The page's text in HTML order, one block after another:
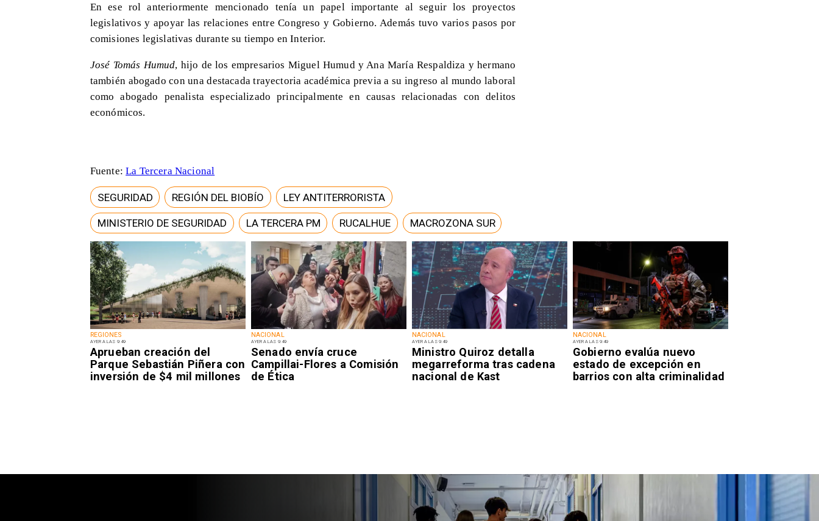
REGIONES
AYER A LAS 9:49
Aprueban creación del
Parque Sebastián Piñera con
inversión de $4 mil millones
NACIONAL
AYER A LAS 9:49
Senado envía cruce
Campillai-Flores a Comisión
de Ética
NACIONAL
AYER A LAS 9:49
Ministro Quiroz detalla
megarreforma tras cadena
nacional de Kast
NACIONAL
AYER A LAS 9:49
Gobierno evalúa nuevo
estado de excepción en
barrios con alta criminalidad
En ese rol anteriormente mencionado tenía un papel importante al seguir los proyectos
legislativos y apoyar las relaciones entre Congreso y Gobierno. Además tuvo varios pasos por
comisiones legislativas durante su tiempo en Interior.
José Tomás Humud, hijo de los empresarios Miguel Humud y Ana María Respaldiza y hermano
también abogado con una destacada trayectoria académica previa a su ingreso al mundo laboral
como abogado penalista especializado principalmente en causas relacionadas con delitos
económicos.
Fuente:La Tercera Nacional
SEGURIDAD REGIÓN DEL BIOBÍO LEY ANTITERRORISTA
MINISTERIO DE SEGURIDAD LA TERCERA PM RUCALHUE MACROZONA SUR